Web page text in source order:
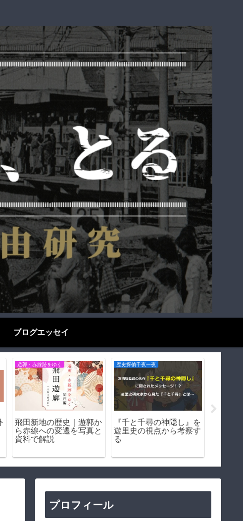
ブログエッセイ
遊郭・赤線跡をゆく
松島遊郭（大阪市西区）
｜松島新地の母体となっ
た日本最大級の遊里の歴
遊郭・赤線跡をゆく
天王新地の歴史（和歌山
県和歌山市）｜遊郭・赤
線跡をゆく｜
プロフィール